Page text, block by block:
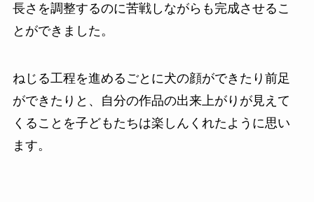
長さを調整するのに苦戦しながらも完成させるこ
とができました。
ねじる工程を進めるごとに犬の顔ができたり前足
ができたりと、自分の作品の出来上がりが見えて
くることを子どもたちは楽しんくれたように思い
ます。